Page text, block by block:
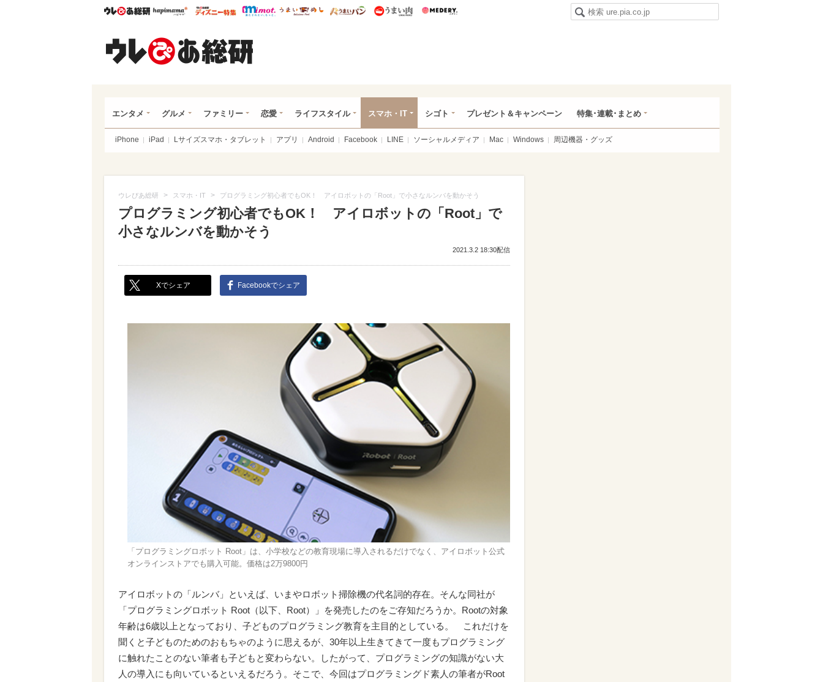
ウレぴあ総研ハピママ* ウレぴあ総研 ディズニー特集
mimot. うまいめし うまいパン うまい肉
エンタメ グルメ ファミリー 恋愛 ライフスタイル スマホ・IT シゴト プレゼント＆キャンペーン 特集･連載･まとめ
iPhone iPad Lサイズスマホ・タブレット アプリ Android Facebook LINE ソーシャルメディア Mac Windows 周辺機器・グッズ
ウレぴあ総研 > スマホ・IT > プログラミング初心者でもOK！ アイロボットの「Root」で小さなルンバを動かそう
プログラミング初心者でもOK！ アイロボットの「Root」で
小さなルンバを動かそう
2021.3.2 18:30配信
Xでシェア Facebookでシェア
「プログラミングロボット Root」は、小学校などの教育現場に導入されるだけでなく、アイロボット公式
オンラインストアでも購入可能。価格は2万9800円
アイロボットの「ルンバ」といえば、いまやロボット掃除機の代名詞的存在。そんな同社が
「プログラミングロボット Root（以下、Root）」を発売したのをご存知だろうか。Rootの対象
年齢は6歳以上となっており、子どものプログラミング教育を主目的としている。 これだけを
聞くと子どものためのおもちゃのように思えるが、30年以上生きてきて一度もプログラミング
に触れたことのない筆者も子どもと変わらない。したがって、プログラミングの知識がない大
人の導入にも向いているといえるだろう。そこで、今回はプログラミングド素人の筆者がRoot